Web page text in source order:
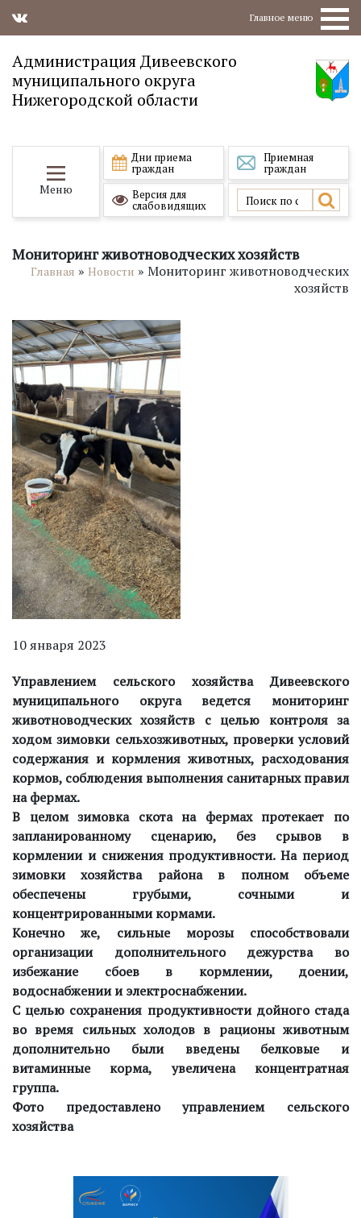
Главное меню
Администрация Дивеевского
муниципального округа
Нижегородской области
Меню
Дни приема
граждан
Приемная
граждан
Версия для
слабовидящих
Мониторинг животноводческих хозяйств
Главная » Новости » Мониторинг животноводческих
хозяйств
10 января 2023
Управлением сельского хозяйства Дивеевского
муниципального округа ведется мониторинг
животноводческих хозяйств с целью контроля за
ходом зимовки сельхозживотных, проверки условий
содержания и кормления животных, расходования
кормов, соблюдения выполнения санитарных правил
на фермах.
В целом зимовка скота на фермах протекает по
запланированному сценарию, без срывов в
кормлении и снижения продуктивности. На период
зимовки хозяйства района в полном объеме
обеспечены грубыми, сочными и
концентрированными кормами.
Конечно же, сильные морозы способствовали
организации дополнительного дежурства во
избежание сбоев в кормлении, доении,
водоснабжении и электроснабжении.
С целью сохранения продуктивности дойного стада
во время сильных холодов в рационы животным
дополнительно были введены белковые и
витаминные корма, увеличена концентратная
группа.
Фото предоставлено управлением сельского
хозяйства